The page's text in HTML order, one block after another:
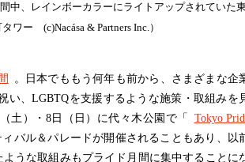
中、レインボーカラーにライトアップされていた東
ワー (c)Nacása & Partners Inc.）
。日本でももう何年も前から、さまざまな企
い、LGBTQを支援するような施策・取組みを
土）・8日（日）に代々木公園で「
Tokyo
ィバル＆パレードが開催されることもあり、以
うな取組みもプライド月間に集中することに